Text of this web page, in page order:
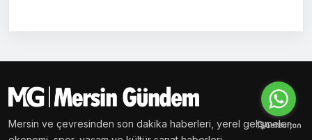
Mersin ve çevresinden son dakika haberleri, yerel gelişmeler,